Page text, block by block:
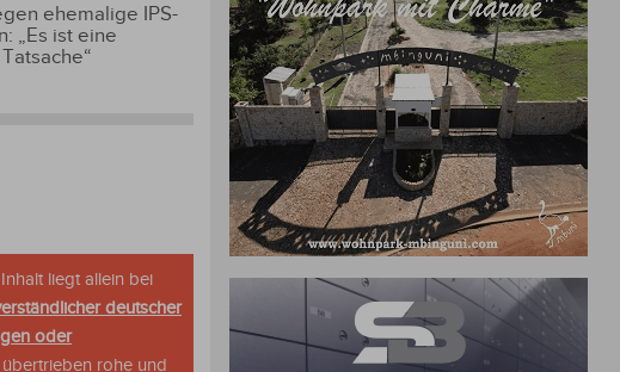
ehemalige IPS-
„Es ist eine
liegt allein bei
deutscher
oder
rohe und